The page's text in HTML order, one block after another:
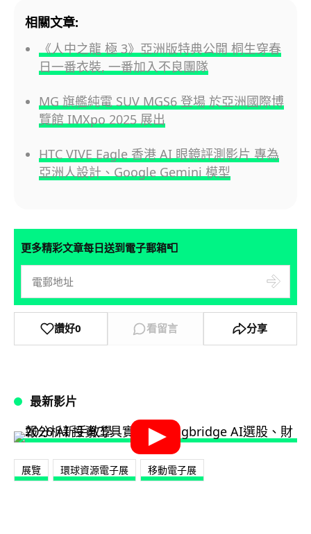
相關文章:
《人中之龍 極 3》亞洲版特典公開 桐生穿春
日一番衣裝, 一番加入不良團隊
MG 旗艦純電 SUV MGS6 登場 於亞洲國際博
覽館 IMXpo 2025 展出
HTC VIVE Eagle 香港 AI 眼鏡評測影片 專為
亞洲人設計、Google Gemini 模型
更多精彩文章每日送到電子郵箱📮
讚好0 看留言 分享
最新影片
展覽 環球資源電子展 移動電子展